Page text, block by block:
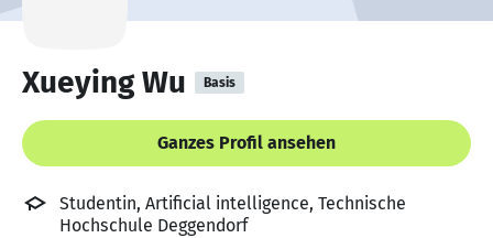
Xueying Wu Basis
Ganzes Profil ansehen
Studentin, Artificial intelligence, Technische
Hochschule Deggendorf